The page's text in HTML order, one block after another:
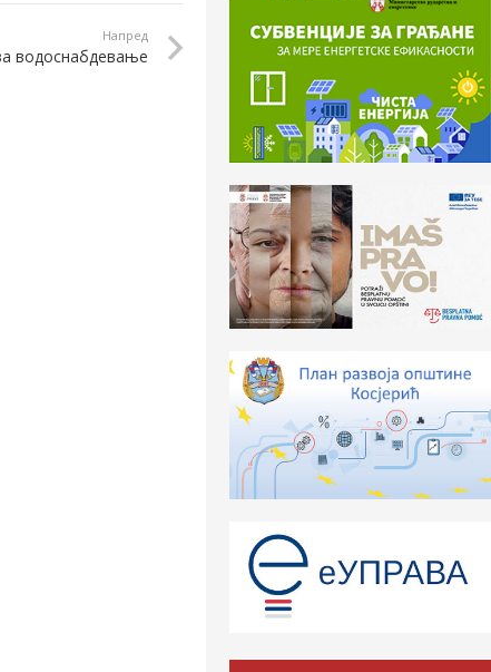
Напред
водоснабдевање